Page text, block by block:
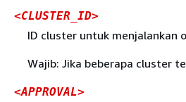
<CLUSTER_ID>
ID cluster untuk menjalankan
Wajib: Jika beberapa cluster
<APPROVAL>